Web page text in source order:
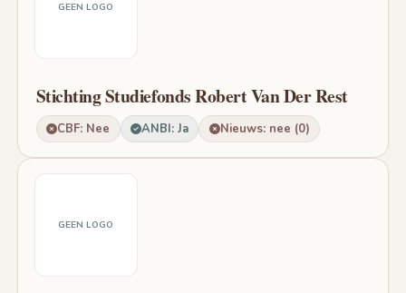
GEEN LOGO
Stichting Studiefonds Robert Van Der Rest
CBF: Nee ANBI: Ja Nieuws: nee (0)
GEEN LOGO